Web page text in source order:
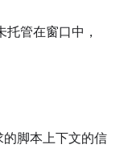
管在窗口中，
脚本上下文的信